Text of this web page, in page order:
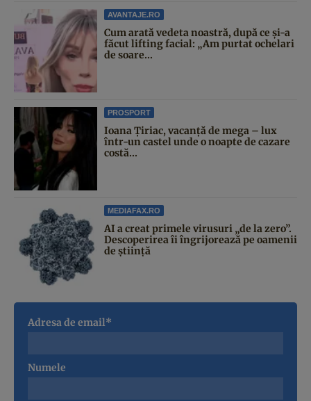
AVANTAJE.RO
Cum arată vedeta noastră, după ce și-a
făcut lifting facial: „Am purtat ochelari
de soare...
PROSPORT
Ioana Țiriac, vacanță de mega – lux
într-un castel unde o noapte de cazare
costă...
MEDIAFAX.RO
AI a creat primele virusuri „de la zero”.
Descoperirea îi îngrijorează pe oamenii
de știință
Adresa de email*
Numele